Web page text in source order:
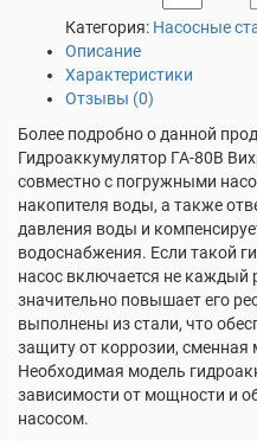
Категория: Насосные
Описание
Характеристики
Отзывы (0)
Более подробно о данной
Гидроаккумулятор ГА-80В
совместно с погружными
накопителя воды, а также
давления воды и
водоснабжения. Если такой
насос включается не каждый
значительно повышает его
выполнены из стали, что
защиту от коррозии,
Необходимая модель
зависимости от мощности и
насосом.